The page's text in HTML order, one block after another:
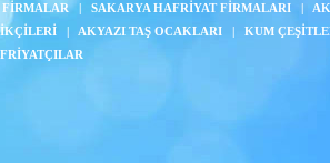
FİRMALAR| SAKARYA HAFRİYAT FİRMALARI|
| AKYAZI TAŞ OCAKLARI| KUM